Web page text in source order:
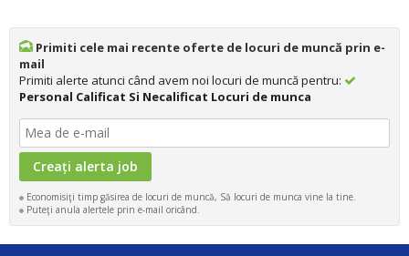
Primiti cele mai recente oferte de locuri de muncă prin e-
mail
Primiti alerte atunci când avem noi locuri de muncă pentru:
Personal Calificat Si Necalificat Locuri de munca
Economisiţi timp găsirea de locuri de muncă, Să locuri de munca vine la tine.
Puteţi anula alertele prin e-mail oricând.